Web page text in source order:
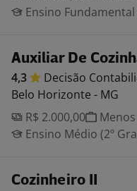
Ensino Fundamental
Auxiliar De
4,3 Decisão
Belo Horizonte - MG
R$ 2.000,00
Ensino Médio (2º
Cozinheiro II